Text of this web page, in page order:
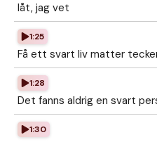
låt, jag vet
1:25
Få ett svart liv matter
1:28
Det fanns aldrig en svart
1:30